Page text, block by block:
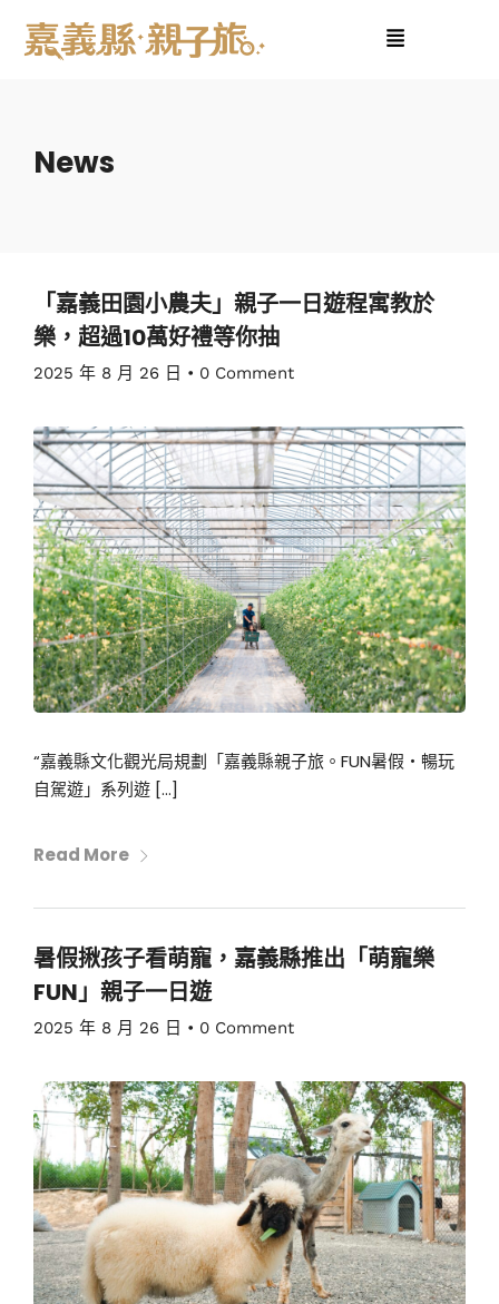
News
「嘉義田園小農夫」親子一日遊程寓教於
樂，超過10萬好禮等你抽
2025 年 8 月 26 日 • 0 Comment
“嘉義縣文化觀光局規劃「嘉義縣親子旅。FUN暑假・暢玩
自駕遊」系列遊 […]
Read More
暑假揪孩子看萌寵，嘉義縣推出「萌寵樂
FUN」親子一日遊
2025 年 8 月 26 日 • 0 Comment